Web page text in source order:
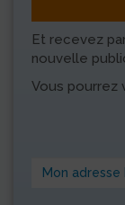
Et recevez
nouvelle
Vous pourrez